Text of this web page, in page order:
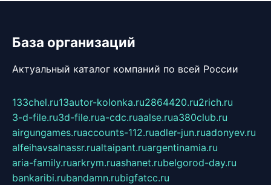
База организаций
Актуальный каталог компаний по всей России
133chel.ru13autor-kolonka.ru2864420.ru2rich.ru
3-d-file.ru3d-file.rua-cdc.ruaalse.rua380club.ru
airgungames.ruaccounts-112.ruadler-jun.ruadonyev.ru
alfeihavsalnassr.rualtaipant.ruargentinamia.ru
aria-family.ruarkrym.ruashanet.rubelgorod-day.ru
bankaribi.rubandamn.rubigfatcc.ru